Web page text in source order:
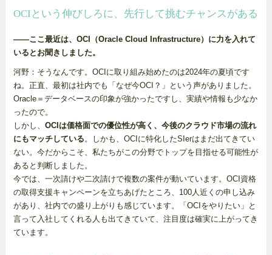
OCIという伸びしろに、先行して挑むチャンスがある
――ここ最近は、OCI（Oracle Cloud Infrastructure）に力を入れて
いるとお聞きしました。
河野：そうなんです。OCIに取り組み始めたのは2024年の夏頃です
ね。正直、最初は社内でも「なぜ今OCI？」という声がありました。
Oracle＝データベースの印象が強かったですし、実績や情報も少なか
ったので。
しかし、 OCIは価格面での優位性が高く、今後のクラウド市場の流れ
にもマッチしている。しかも、OCIに特化したSIerはまだ出てきてい
ない。今だからこそ、私たちがこの分野でトップを目指せる可能性が
あると判断しました。
今では、一次請けや二次請けで複数の案件が動いています。OCI資格
の取得支援キャンペーンを立ちあげたところ、100人近くの申し込み
があり、社内での盛り上がりも感じています。「OCIをやりたい」と
言って入社してくれる人も出てきていて、注目度は確実に上がってき
ています。